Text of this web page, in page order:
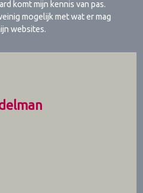
komt mijn kennis van pas.
mogelijk met wat er mag
websites.